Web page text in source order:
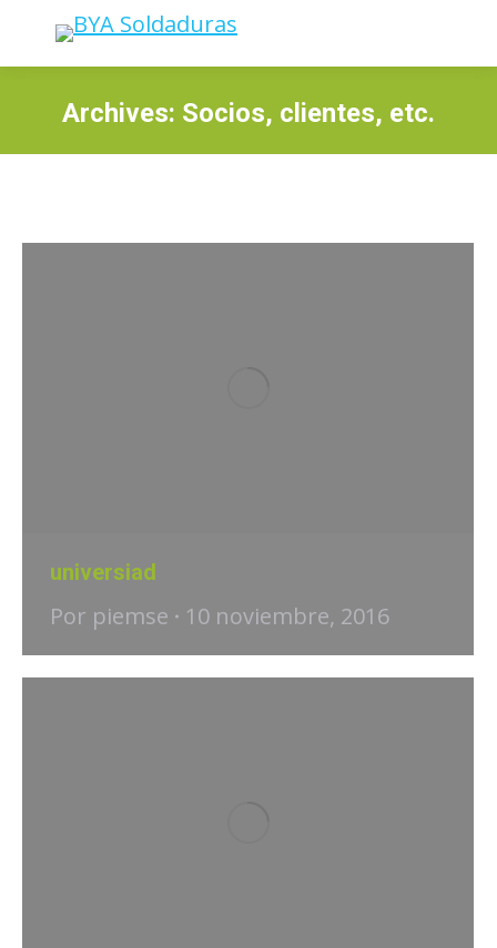
Archives: Socios, clientes, etc.
Estás aquí:
universiad
Por piemse 10 noviembre, 2016